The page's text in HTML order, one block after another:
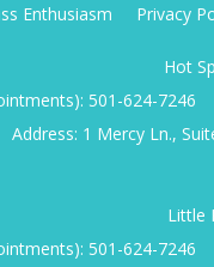
Enthusiasm Privacy
Hot
501-624-7246
Address: 1 Mercy Ln.,
Little
501-624-7246